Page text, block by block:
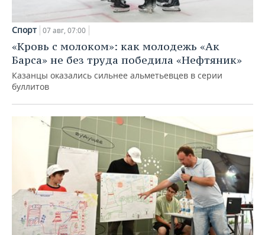
Спорт 07 авг, 07:00
«Кровь с молоком»: как молодежь «Ак
Барса» не без труда победила «Нефтяник»
Казанцы оказались сильнее альметьевцев в серии
буллитов